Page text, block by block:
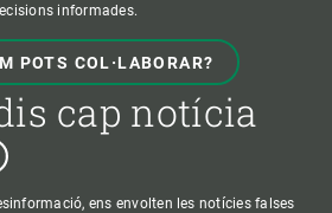
informades.
POTS COL·LABORAR?
cap notícia
ens envolten les notícies falses